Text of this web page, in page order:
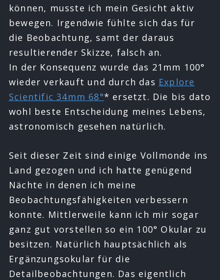
können, musste ich mein Gesicht aktiv
bewegen. Irgendwie fühlte sich das für
die Beobachtung, samt der daraus
resultierender Skizze, falsch an.
In der Konsequenz wurde das 21mm 100°
wieder verkauft und durch das Explore
Scientific 34mm 68°* ersetzt. Die bis dato
wohl beste Entscheidung meines Lebens,
astronomisch gesehen natürlich.
Seit dieser Zeit sind einige Vollmonde ins
Land gezogen und ich hatte genügend
Nächte in denen ich meine
Beobachtungsfähigkeiten verbessern
konnte. Mittlerweile kann ich mir sogar
ganz gut vorstellen so ein 100° Okular zu
besitzen. Natürlich hauptsächlich als
Ergänzungsokular für die
Detailbeobachtungen. Das eigentlich